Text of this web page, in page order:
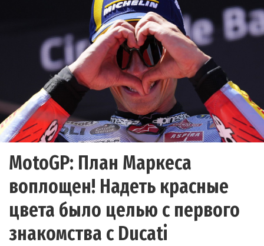
MotoGP: План Маркеса
воплощен! Надеть красные
цвета было целью с первого
знакомства с Ducati